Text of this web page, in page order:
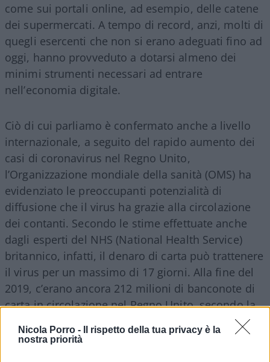
Nicola Porro -
Il rispetto della tua privacy è la
nostra priorità
come sui portali online, ad esempio, delle catene
dei supermercati. A tempo di record, anzi, molti di
quegli esercenti che non si erano adeguati fino ad
oggi, hanno provveduto a dotarsi almeno dei
minimi strumenti necessari ad entrare
nell’economia digitale.
Ciò di cui parliamo è confermato anche a livello
internazionale, a seguito del rapido aumento dei
casi di coronavirus nel Regno Unito,
l’Organizzazione mondiale della sanità (OMS) ha
evidenziato le preoccupanti potenzialità di
diffusione che il virus ha grazie alla circolazione
dei contanti. Secondo le stime effettuate anche
dagli esperti del NHS (National Health Service)
britannico, infatti, il denaro di carta può trattenere
il virus per un massimo di 17 giorni. Alla fine del
2019, c’erano ancora 212 milioni di banconote di
carta in circolazione nel Regno Unito, secondo la
potenzialità di infettare rapidamente vastissime